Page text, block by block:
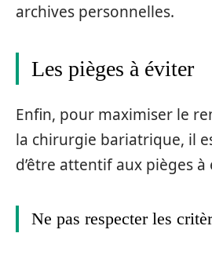
archives personnelles.
Les pièges à éviter
Enfin, pour maximiser le
la chirurgie bariatrique, il
d’être attentif aux pièges à
Ne pas respecter les